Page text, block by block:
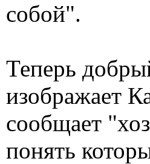
собой".
Теперь
изображает
сообщает
понять